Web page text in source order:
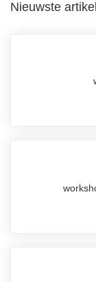
Nieuwste